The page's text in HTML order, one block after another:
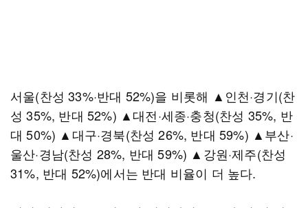
서울(찬성 33%·반대 52%)을 비롯해 ▲인천·경기(찬
성 35%, 반대 52%) ▲대전·세종·충청(찬성 35%, 반
대 50%) ▲대구·경북(찬성 26%, 반대 59%) ▲부산·
울산·경남(찬성 28%, 반대 59%) ▲강원·제주(찬성
31%, 반대 52%)에서는 반대 비율이 더 높다.